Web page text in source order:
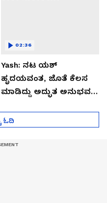
Yash: ನಟ ಯಶ್​
ಹೃದಯವಂತ, ಜೊತೆ ಕೆಲಸ
ಮಾಡಿದ್ದು ಅದ್ಭುತ ಅನುಭವ:
02:36
ಓದಿ